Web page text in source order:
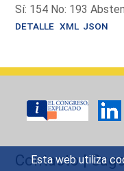
Esta web utiliza
Sí: 154 No: 193
DETALLE XML JSON
Contacto|